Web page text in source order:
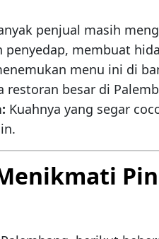
penjual masih
membuat
menu ini di
restoran besar di
Kuahnya yang segar